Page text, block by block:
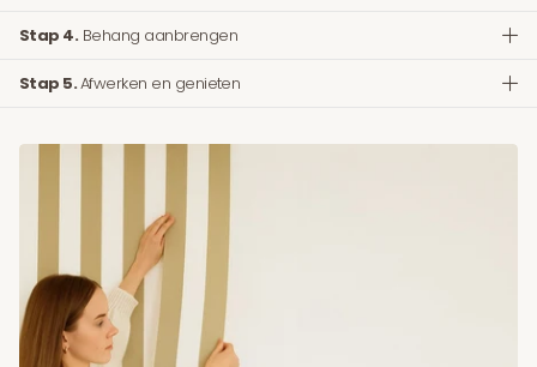
Stap 4.Behang aanbrengen
Stap 5.Afwerken en genieten